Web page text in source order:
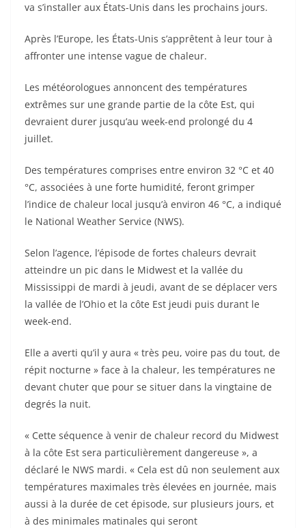
va s’installer aux États-Unis dans les prochains jours.
Après l’Europe, les États-Unis s’apprêtent à leur tour à
affronter une intense vague de chaleur.
Les météorologues annoncent des températures
extrêmes sur une grande partie de la côte Est, qui
devraient durer jusqu’au week-end prolongé du 4
juillet.
Des températures comprises entre environ 32 °C et 40
°C, associées à une forte humidité, feront grimper
l’indice de chaleur local jusqu’à environ 46 °C, a indiqué
le National Weather Service (NWS).
Selon l’agence, l’épisode de fortes chaleurs devrait
atteindre un pic dans le Midwest et la vallée du
Mississippi de mardi à jeudi, avant de se déplacer vers
la vallée de l’Ohio et la côte Est jeudi puis durant le
week-end.
Elle a averti qu’il y aura « très peu, voire pas du tout, de
répit nocturne » face à la chaleur, les températures ne
devant chuter que pour se situer dans la vingtaine de
degrés la nuit.
« Cette séquence à venir de chaleur record du Midwest
à la côte Est sera particulièrement dangereuse », a
déclaré le NWS mardi. « Cela est dû non seulement aux
températures maximales très élevées en journée, mais
aussi à la durée de cet épisode, sur plusieurs jours, et
à des minimales matinales qui seront